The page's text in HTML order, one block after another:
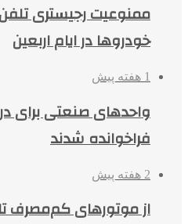
ممنوعیت رجیستری
خودروها در ایام اربعین
1 هفته پیش
واحدهای صنعتی برای
فراخوانده شدند
2 هفته پیش
از موتورهای کم‌مصرف